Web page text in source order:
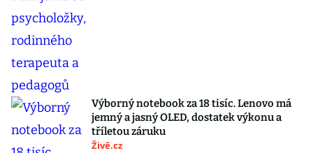
Výborný notebook za 18 tisíc. Lenovo má
jemný a jasný OLED, dostatek výkonu a
tříletou záruku
Živě.cz